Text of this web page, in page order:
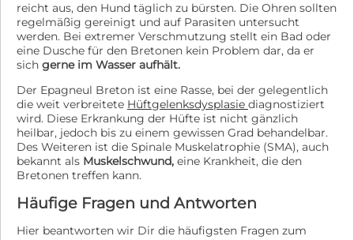
reicht aus, den Hund täglich zu bürsten. Die Ohren sollten
regelmäßig gereinigt und auf Parasiten untersucht
werden. Bei extremer Verschmutzung stellt ein Bad oder
eine Dusche für den Bretonen kein Problem dar, da er
sich gerne im Wasser aufhält.
Der Epagneul Breton ist eine Rasse, bei der gelegentlich
die weit verbreitete Hüftgelenksdysplasie diagnostiziert
wird. Diese Erkrankung der Hüfte ist nicht gänzlich
heilbar, jedoch bis zu einem gewissen Grad behandelbar.
Des Weiteren ist die Spinale Muskelatrophie (SMA), auch
bekannt als Muskelschwund, eine Krankheit, die den
Bretonen treffen kann.
Häufige Fragen und Antworten
Hier beantworten wir Dir die häufigsten Fragen zum